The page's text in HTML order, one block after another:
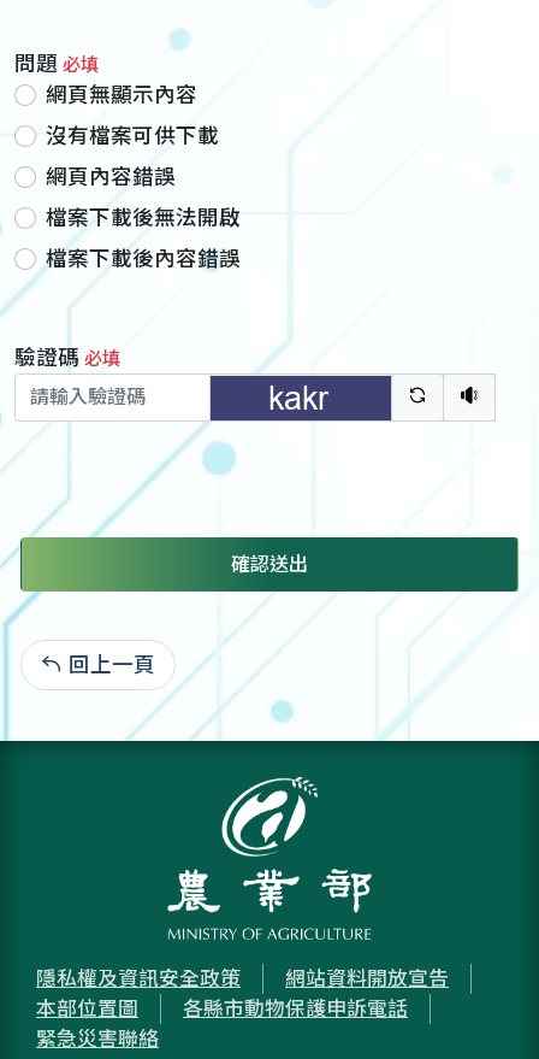
問題 必填
網頁無顯示內容
沒有檔案可供下載
網頁內容錯誤
檔案下載後無法開啟
檔案下載後內容錯誤
驗證碼 必填
驗證碼重新
聽語
確認送出
回上一頁
隱私權及資訊安全政策
網站資料開放宣告
本部位置圖
各縣市動物保護申訴電話
緊急災害聯絡